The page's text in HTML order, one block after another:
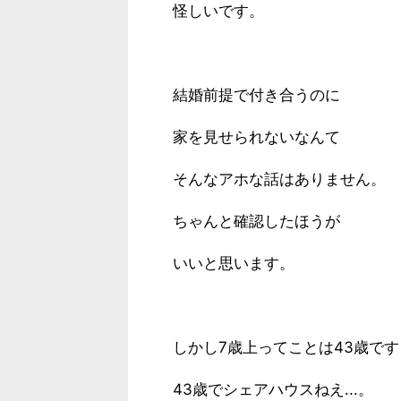
怪しいです。
結婚前提で付き合うのに
家を見せられないなんて
そんなアホな話はありません。
ちゃんと確認したほうが
いいと思います。
しかし7歳上ってことは43歳で
43歳でシェアハウスねえ...。